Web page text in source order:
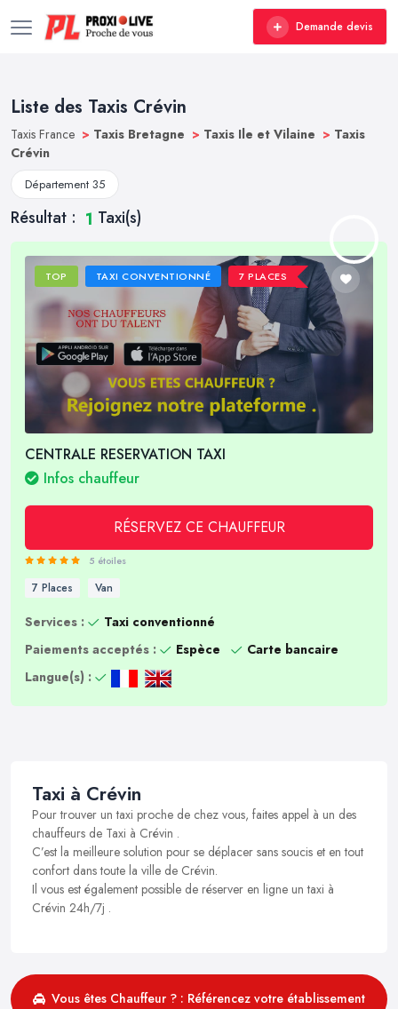
Demande devis
Liste des Taxis Crévin
Taxis France > Taxis Bretagne > Taxis Ile et Vilaine > Taxis
Crévin
Département 35
Résultat : 1 Taxi(s)
TOP TAXI CONVENTIONNÉ 7 PLACES
CENTRALE RESERVATION TAXI
Infos chauffeur
RÉSERVEZ CE CHAUFFEUR
5 étoiles
7 Places Van
Services :
Taxi conventionné
Paiements acceptés :
Espèce
Carte bancaire
Langue(s) :
Taxi à Crévin
Pour trouver un taxi proche de chez vous, faites appel à un des
chauffeurs de Taxi à Crévin .
C’est la meilleure solution pour se déplacer sans soucis et en tout
confort dans toute la ville de Crévin.
Il vous est également possible de réserver en ligne un taxi à
Crévin 24h/7j .
Vous êtes Chauffeur ? : Référencez votre établissement